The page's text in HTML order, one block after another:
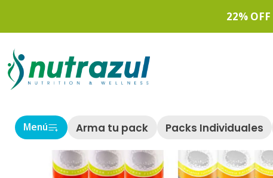
Menú Arma tu pack Packs Individuales
22% OFF